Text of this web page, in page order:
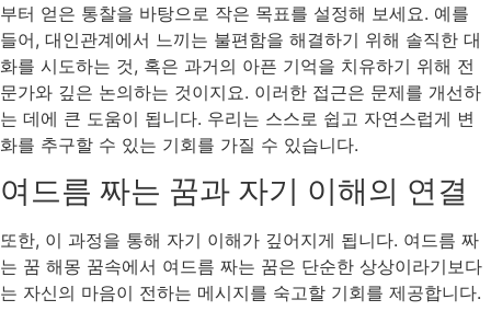
부터 얻은 통찰을 바탕으로 작은 목표를 설정해 보세요. 예를
들어, 대인관계에서 느끼는 불편함을 해결하기 위해 솔직한 대
화를 시도하는 것, 혹은 과거의 아픈 기억을 치유하기 위해 전
문가와 깊은 논의하는 것이지요. 이러한 접근은 문제를 개선하
는 데에 큰 도움이 됩니다. 우리는 스스로 쉽고 자연스럽게 변
화를 추구할 수 있는 기회를 가질 수 있습니다.
여드름 짜는 꿈과 자기 이해의 연결
또한, 이 과정을 통해 자기 이해가 깊어지게 됩니다. 여드름 짜
는 꿈 해몽 꿈속에서 여드름 짜는 꿈은 단순한 상상이라기보다
는 자신의 마음이 전하는 메시지를 숙고할 기회를 제공합니다.